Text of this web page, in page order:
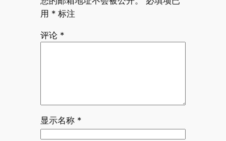
用 *标注
评论 *
显示名称 *